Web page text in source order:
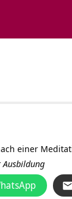
einer
Ausbildung